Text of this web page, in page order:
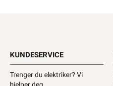
KUNDESERVICE
Trenger du elektriker? Vi